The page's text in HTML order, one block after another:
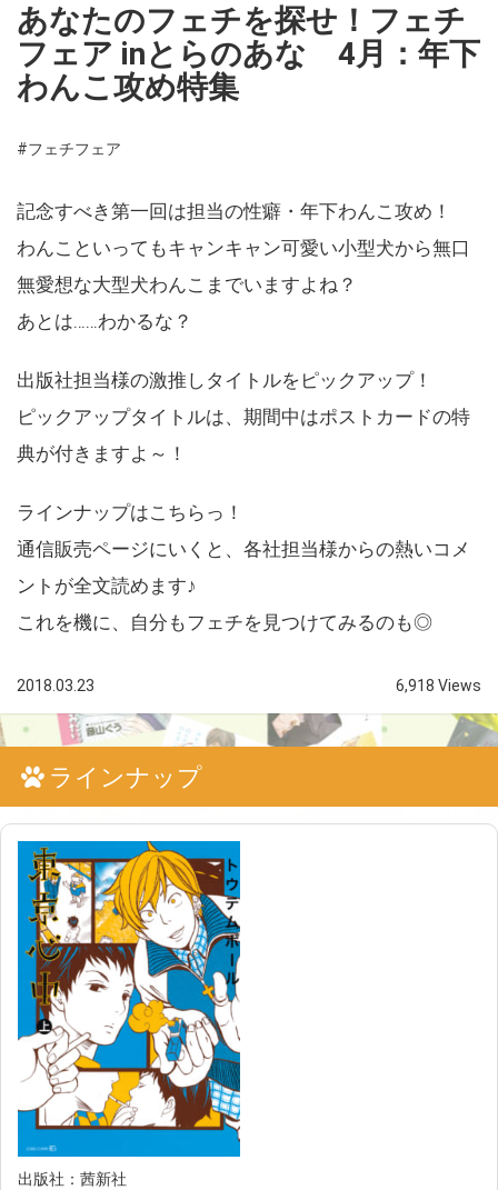
あなたのフェチを探せ！フェチ
フェア inとらのあな 4月：年下
わんこ攻め特集
#フェチフェア
記念すべき第一回は担当の性癖・年下わんこ攻め！
わんこといってもキャンキャン可愛い小型犬から無口
無愛想な大型犬わんこまでいますよね？
あとは……わかるな？
出版社担当様の激推しタイトルをピックアップ！
ピックアップタイトルは、期間中はポストカードの特
典が付きますよ～！
ラインナップはこちらっ！
通信販売ページにいくと、各社担当様からの熱いコメ
ントが全文読めます♪
これを機に、自分もフェチを見つけてみるのも◎
2018.03.23 6,918 Views
ラインナップ
出版社：茜新社